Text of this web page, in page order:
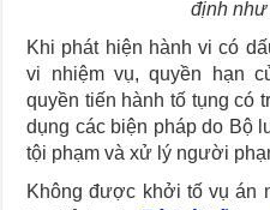
định
Khi phát hiện hành vi có
vi nhiệm vụ, quyền hạn
quyền tiến hành tố tụng có
dụng các biện pháp do Bộ
tội phạm và xử lý người
Không được khởi tố vụ án